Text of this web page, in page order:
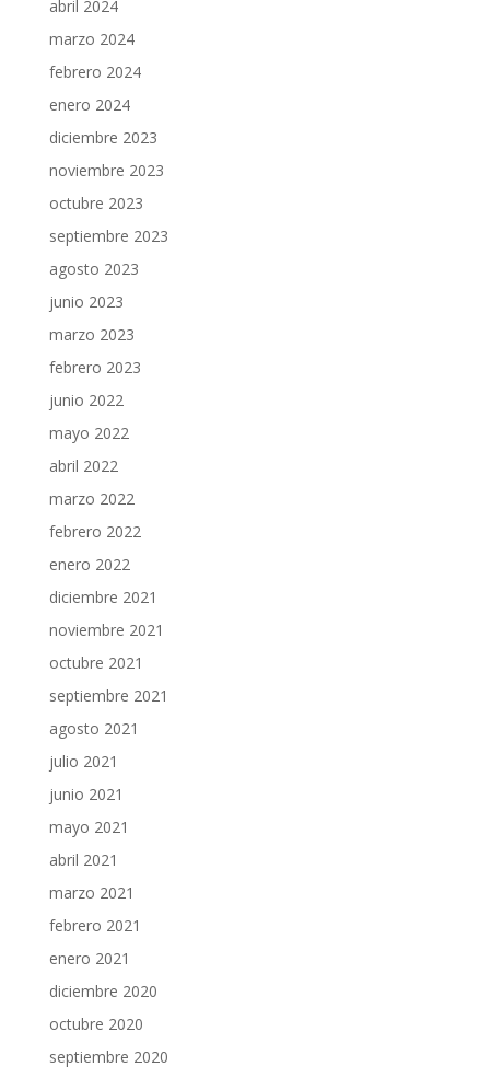
abril 2024
marzo 2024
febrero 2024
enero 2024
diciembre 2023
noviembre 2023
octubre 2023
septiembre 2023
agosto 2023
junio 2023
marzo 2023
febrero 2023
junio 2022
mayo 2022
abril 2022
marzo 2022
febrero 2022
enero 2022
diciembre 2021
noviembre 2021
octubre 2021
septiembre 2021
agosto 2021
julio 2021
junio 2021
mayo 2021
abril 2021
marzo 2021
febrero 2021
enero 2021
diciembre 2020
octubre 2020
septiembre 2020